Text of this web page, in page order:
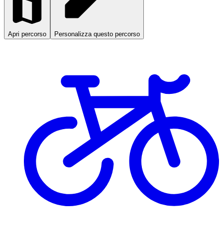
Apri percorso Personalizza questo percorso